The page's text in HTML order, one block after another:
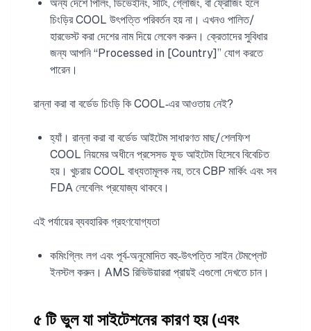
অন্য দেশে পিলিং, ডিভেইনিং, সর্টিং, গ্লেজিং, বা ফ্রোজিং হলে
চিংড়ির COOL উৎপত্তি পরিবর্তন হয় না। এখনও পালিত/
হারভেস্ট করা দেশের নাম দিয়ে লেবেল করুন। ক্রেতাদের সুবিধার
জন্য আপনি “Processed in [Country]” যোগ করতে
পারেন।
রান্না করা বা বর্ডেড চিংড়ি কি COOL‑এর আওতায় নেই?
হ্যাঁ। রান্না করা বা বর্ডেড আইটেম সাধারণত মাছ/শেলফিশ
COOL নিয়মের অধীনে প্রসেসড ফুড আইটেম হিসেবে বিবেচিত
হয়। খুচরায় COOL বাধ্যতামূলক নয়, তবে CBP মার্কিং এবং সব
FDA লেবেলিং প্রযোজ্য থাকবে।
এই পর্যায়ের ব্যবহারিক গ্রহণযোগ্যতা
কমিংগ্লিং লগ এবং পূর্ব‑অনুমোদিত বহু‑উৎপত্তি সাইন টেমপ্লেট
ইনস্টল করুন। AMS রিভিউয়াররা প্রায়ই এগুলো দেখতে চান।
৫ টি ভুল যা সাইটেশনের কারণ হয় (এবং